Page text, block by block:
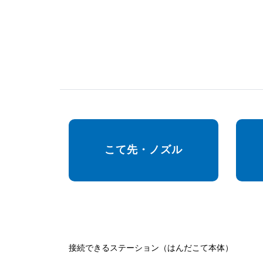
こて先・ノズル
接続できるステーション（はんだこて本体）